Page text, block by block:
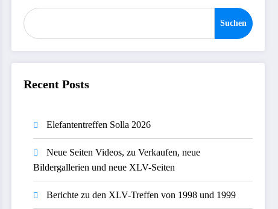
Suchen
Recent Posts
Elefantentreffen Solla 2026
Neue Seiten Videos, zu Verkaufen, neue
Bildergallerien und neue XLV-Seiten
Berichte zu den XLV-Treffen von 1998 und 1999